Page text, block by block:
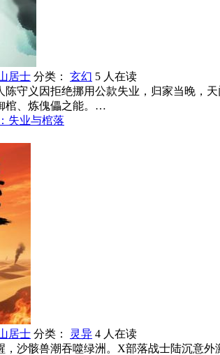
居士 分类： 玄幻 5 人在读
陈守义因拒绝挪用公款失业，归家当晚，
棺、炼傀儡之能。…
失业与棺落
居士 分类： 灵异 4 人在读
，沙骸兽潮吞噬绿洲。X部落战士陆沉意